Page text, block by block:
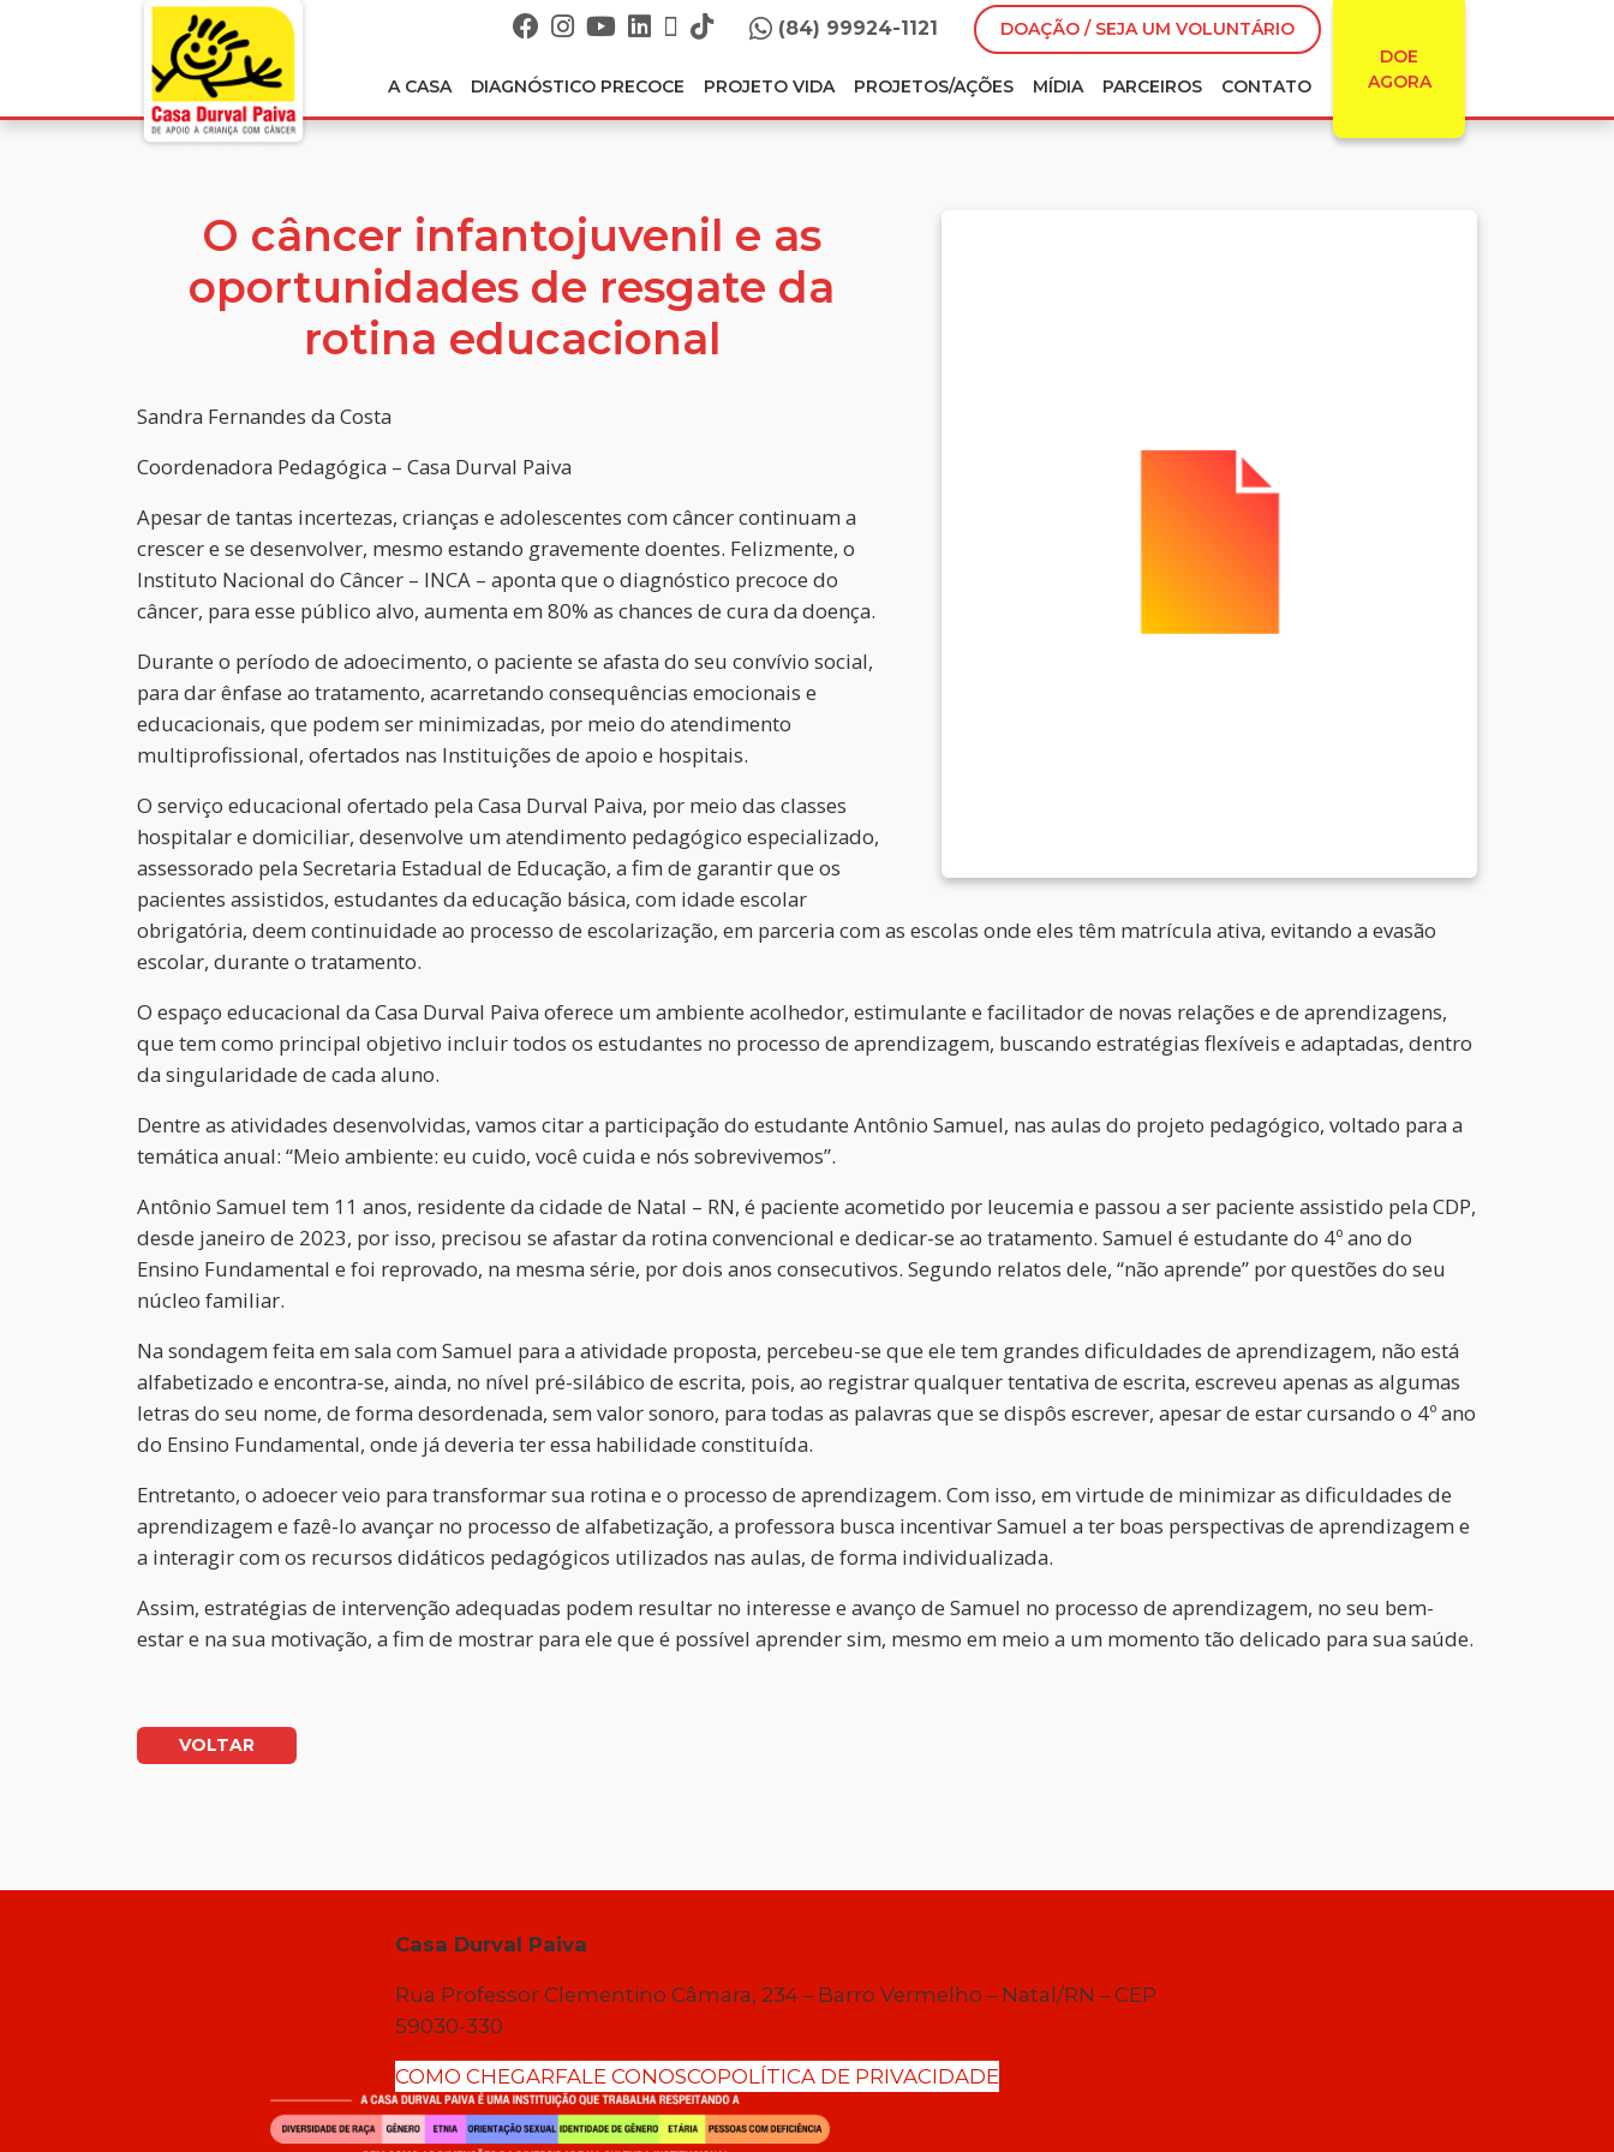
(84) 99924-1121
DOAÇÃO / SEJA UM VOLUNTÁRIO
DOE
AGORA
A CASA DIAGNÓSTICO PRECOCE PROJETO VIDA PROJETOS/AÇÕES MÍDIA PARCEIROS CONTATO
O câncer infantojuvenil e as
oportunidades de resgate da
rotina educacional
Sandra Fernandes da Costa
Coordenadora Pedagógica – Casa Durval Paiva
Apesar de tantas incertezas, crianças e adolescentes com câncer continuam a
crescer e se desenvolver, mesmo estando gravemente doentes. Felizmente, o
Instituto Nacional do Câncer – INCA – aponta que o diagnóstico precoce do
câncer, para esse público alvo, aumenta em 80% as chances de cura da doença.
Durante o período de adoecimento, o paciente se afasta do seu convívio social,
para dar ênfase ao tratamento, acarretando consequências emocionais e
educacionais, que podem ser minimizadas, por meio do atendimento
multiprofissional, ofertados nas Instituições de apoio e hospitais.
O serviço educacional ofertado pela Casa Durval Paiva, por meio das classes
hospitalar e domiciliar, desenvolve um atendimento pedagógico especializado,
assessorado pela Secretaria Estadual de Educação, a fim de garantir que os
pacientes assistidos, estudantes da educação básica, com idade escolar
obrigatória, deem continuidade ao processo de escolarização, em parceria com as escolas onde eles têm matrícula ativa, evitando a evasão
escolar, durante o tratamento.
O espaço educacional da Casa Durval Paiva oferece um ambiente acolhedor, estimulante e facilitador de novas relações e de aprendizagens,
que tem como principal objetivo incluir todos os estudantes no processo de aprendizagem, buscando estratégias flexíveis e adaptadas, dentro
da singularidade de cada aluno.
Dentre as atividades desenvolvidas, vamos citar a participação do estudante Antônio Samuel, nas aulas do projeto pedagógico, voltado para a
temática anual: “Meio ambiente: eu cuido, você cuida e nós sobrevivemos”.
Antônio Samuel tem 11 anos, residente da cidade de Natal – RN, é paciente acometido por leucemia e passou a ser paciente assistido pela CDP,
desde janeiro de 2023, por isso, precisou se afastar da rotina convencional e dedicar-se ao tratamento. Samuel é estudante do 4º ano do
Ensino Fundamental e foi reprovado, na mesma série, por dois anos consecutivos. Segundo relatos dele, “não aprende” por questões do seu
núcleo familiar.
Na sondagem feita em sala com Samuel para a atividade proposta, percebeu-se que ele tem grandes dificuldades de aprendizagem, não está
alfabetizado e encontra-se, ainda, no nível pré-silábico de escrita, pois, ao registrar qualquer tentativa de escrita, escreveu apenas as algumas
letras do seu nome, de forma desordenada, sem valor sonoro, para todas as palavras que se dispôs escrever, apesar de estar cursando o 4º ano
do Ensino Fundamental, onde já deveria ter essa habilidade constituída.
Entretanto, o adoecer veio para transformar sua rotina e o processo de aprendizagem. Com isso, em virtude de minimizar as dificuldades de
aprendizagem e fazê-lo avançar no processo de alfabetização, a professora busca incentivar Samuel a ter boas perspectivas de aprendizagem e
a interagir com os recursos didáticos pedagógicos utilizados nas aulas, de forma individualizada.
Assim, estratégias de intervenção adequadas podem resultar no interesse e avanço de Samuel no processo de aprendizagem, no seu bem-
estar e na sua motivação, a fim de mostrar para ele que é possível aprender sim, mesmo em meio a um momento tão delicado para sua saúde.
VOLTAR
Casa Durval Paiva
Rua Professor Clementino Câmara, 234 – Barro Vermelho – Natal/RN – CEP
59030-330
COMO CHEGARFALE CONOSCOPOLÍTICA DE PRIVACIDADE